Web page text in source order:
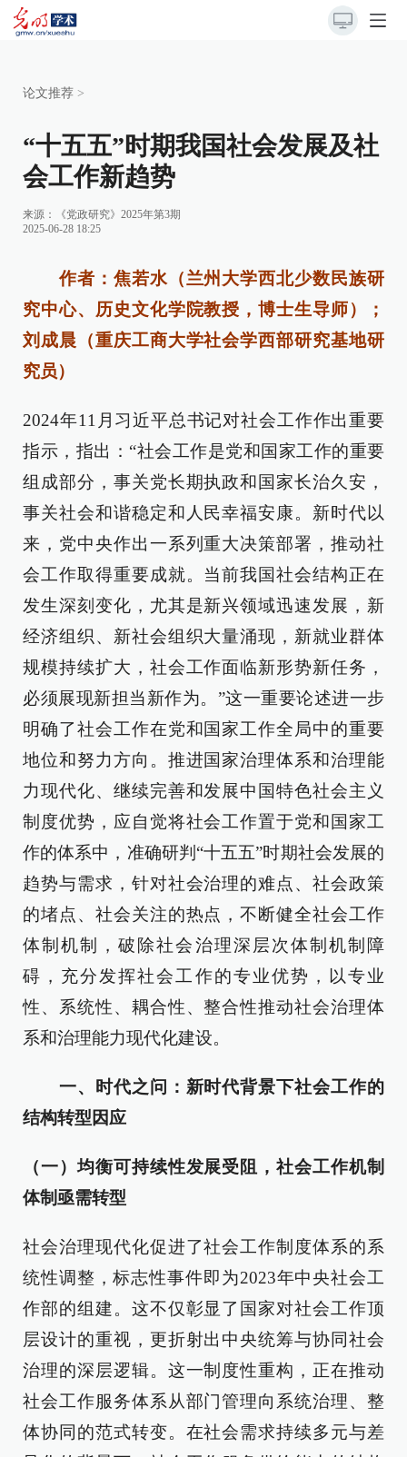
论文推荐 >
“十五五”时期我国社会发展及社
会工作新趋势
来源：《党政研究》2025年第3期
2025-06-28 18:25
作者：焦若水（兰州大学西北少数民族研
究中心、历史文化学院教授，博士生导师）；
刘成晨（重庆工商大学社会学西部研究基地研
究员）
2024年11月习近平总书记对社会工作作出重要
指示，指出：“社会工作是党和国家工作的重要
组成部分，事关党长期执政和国家长治久安，
事关社会和谐稳定和人民幸福安康。新时代以
来，党中央作出一系列重大决策部署，推动社
会工作取得重要成就。当前我国社会结构正在
发生深刻变化，尤其是新兴领域迅速发展，新
经济组织、新社会组织大量涌现，新就业群体
规模持续扩大，社会工作面临新形势新任务，
必须展现新担当新作为。”这一重要论述进一步
明确了社会工作在党和国家工作全局中的重要
地位和努力方向。推进国家治理体系和治理能
力现代化、继续完善和发展中国特色社会主义
制度优势，应自觉将社会工作置于党和国家工
作的体系中，准确研判“十五五”时期社会发展的
趋势与需求，针对社会治理的难点、社会政策
的堵点、社会关注的热点，不断健全社会工作
体制机制，破除社会治理深层次体制机制障
碍，充分发挥社会工作的专业优势，以专业
性、系统性、耦合性、整合性推动社会治理体
系和治理能力现代化建设。
一、时代之问：新时代背景下社会工作的
结构转型因应
（一）均衡可持续性发展受阻，社会工作机制
体制亟需转型
社会治理现代化促进了社会工作制度体系的系
统性调整，标志性事件即为2023年中央社会工
作部的组建。这不仅彰显了国家对社会工作顶
层设计的重视，更折射出中央统筹与协同社会
治理的深层逻辑。这一制度性重构，正在推动
社会工作服务体系从部门管理向系统治理、整
体协同的范式转变。在社会需求持续多元与差